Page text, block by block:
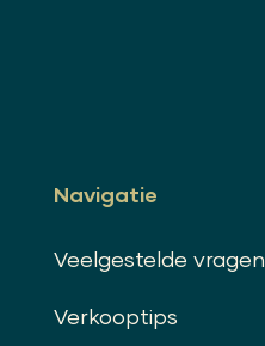
Navigatie
Veelgestelde vragen
Verkooptips